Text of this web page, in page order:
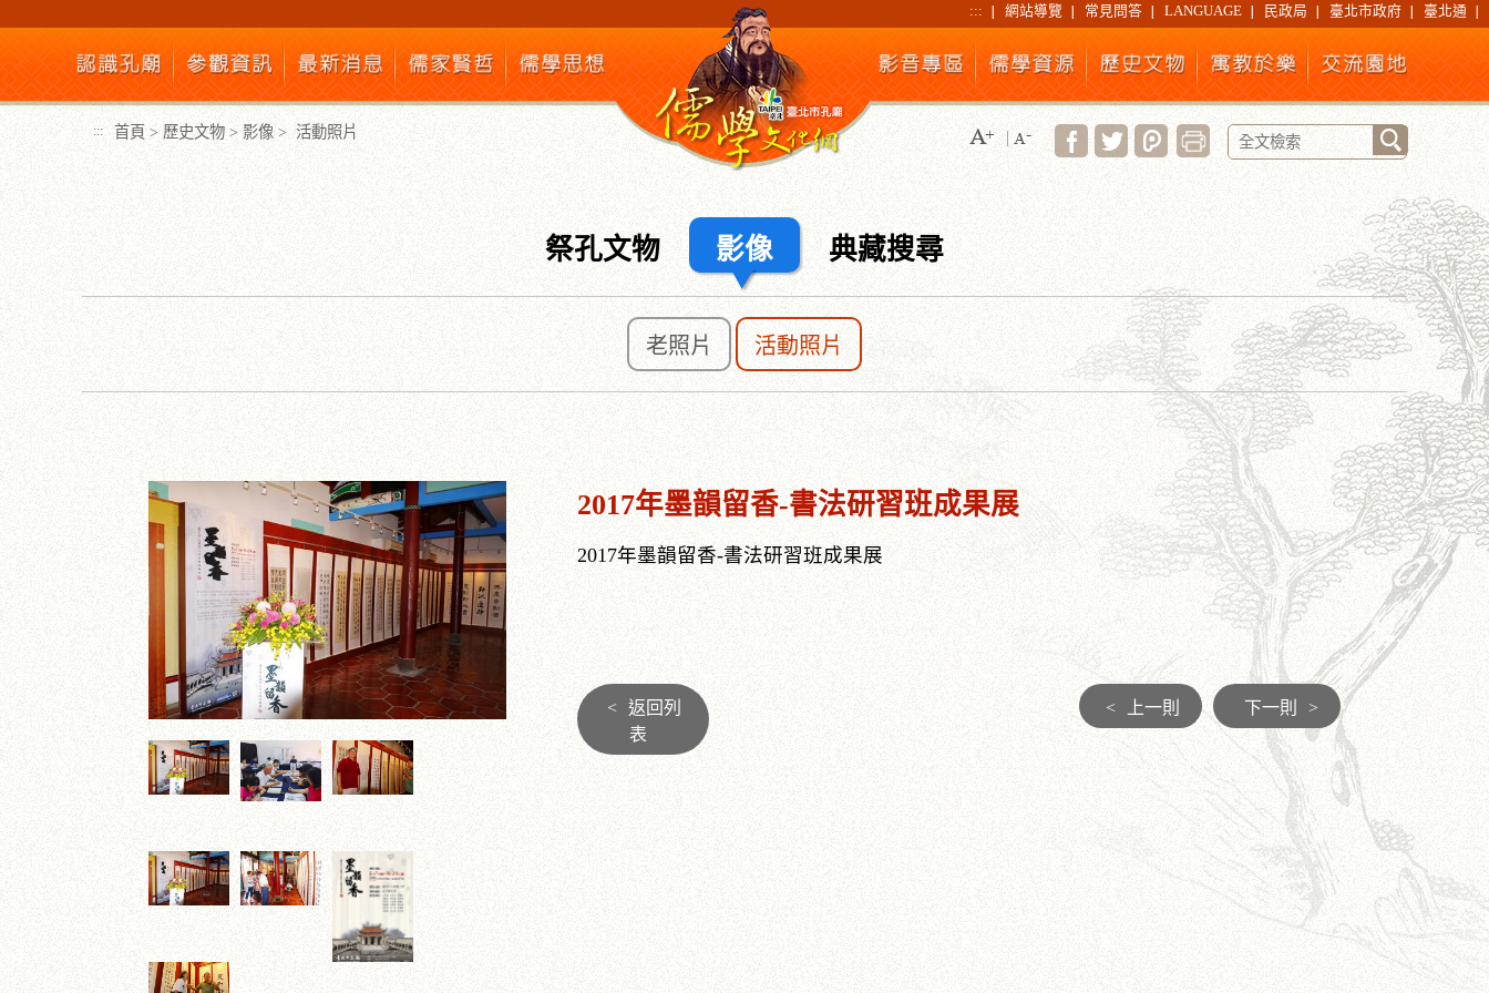
主
要
內
容
區
塊
::: 網站導覽 常見問答 LANGUAGE 民政局 臺北市政府 臺北通
::: 首頁 > 歷史文物 > 影像 > 活動照片
祭孔文物 影像 典藏搜尋
老照片 活動照片
::: 2017年墨韻留香-書法研習班成果展
2017年墨韻留香-書法研習班成果展
<
返回列
表
< 上一則 下一則 >